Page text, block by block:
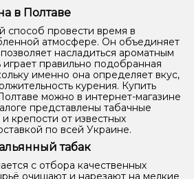
в Полтаве
способ провести время в
атмосфере. Он объединяет
насладиться ароматным
правильно подобранная
именно она определяет вкус,
курения. Купить
можно в интернет-магазине
представлены табачные
крепости от известных
по всей Украине.
табак
с отбора качественных
очищают и нарезают на мелкие